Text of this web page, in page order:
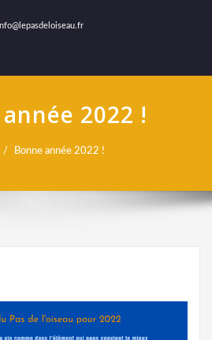
2022 !
Bonne année 2022 !